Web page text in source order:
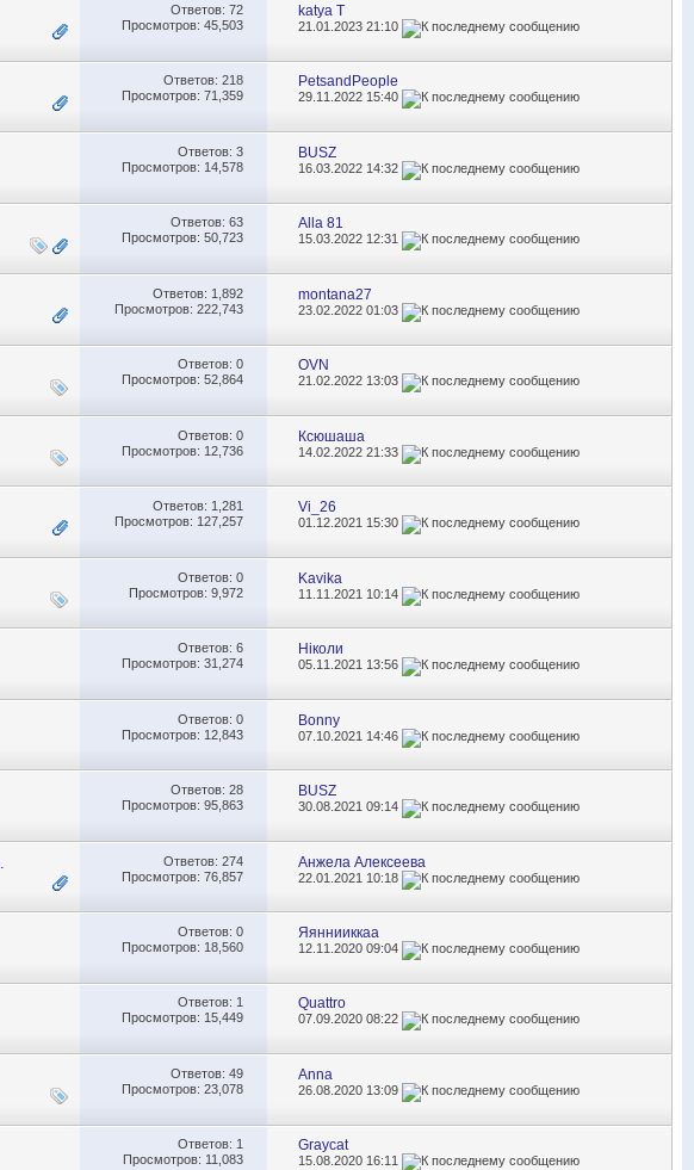
Ответов: 72
Просмотров: 45,503
katya T
21.01.202321:10
Ответов: 218
Просмотров: 71,359
PetsandPeople
29.11.2022 15:40
Ответов: 3
Просмотров: 14,578
BUSZ
16.03.2022 14:32
Ответов: 63
Просмотров: 50,723
Alla 81
15.03.2022 12:31
Ответов: 1,892
Просмотров: 222,743
montana27
23.02.202201:03
Ответов: 0
Просмотров: 52,864
OVN
21.02.2022 13:03
Ответов: 0
Просмотров: 12,736
Ксюшаша
14.02.202221:33
Ответов: 1,281
Просмотров: 127,257
Vi_26
01.12.2021 15:30
Ответов: 0
Просмотров: 9,972
Kavika
11.11.2021 10:14
Ответов: 6
Просмотров: 31,274
Ніколи
05.11.2021 13:56
Ответов: 0
Просмотров: 12,843
Bonny
07.10.2021 14:46
Ответов: 28
Просмотров: 95,863
BUSZ
30.08.202109:14
Ответов: 274
Просмотров: 76,857
Анжела Алексеева
22.01.2021 10:18
Ответов: 0
Просмотров: 18,560
Яяннииккаа
12.11.202009:04
Ответов: 1
Просмотров: 15,449
Quattro
07.09.202008:22
Ответов: 49
Просмотров: 23,078
Anna
26.08.2020 13:09
Ответов: 1
Просмотров: 11,083
Graycat
15.08.2020 16:11